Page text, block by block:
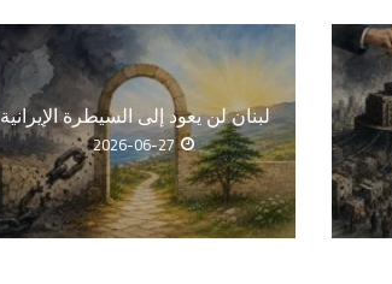
لبنان لن يعود إلى السيطرة الإيرانية
2026-06-27